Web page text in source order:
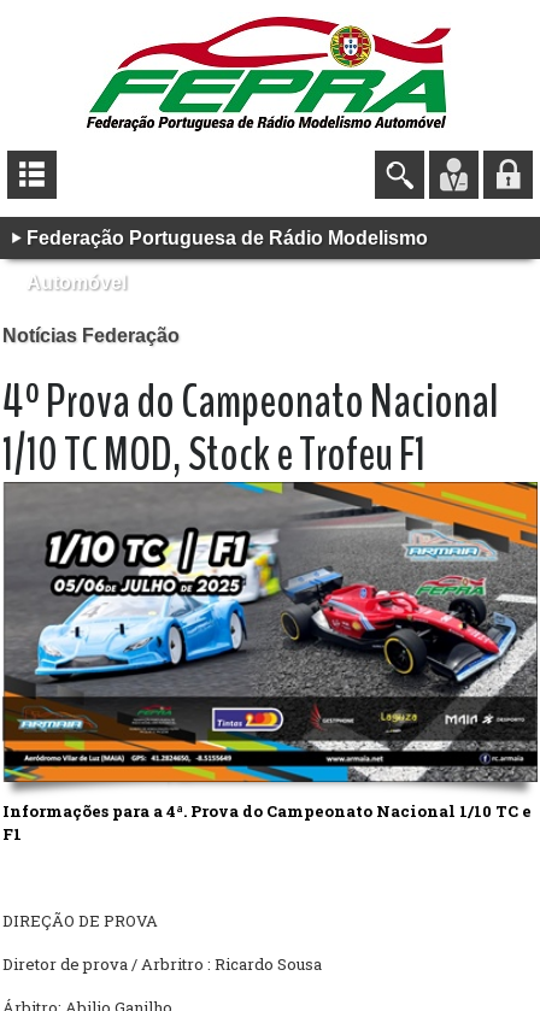
Federação Portuguesa de Rádio Modelismo
Automóvel
Notícias Federação
4º Prova do Campeonato Nacional
1/10 TC MOD, Stock e Trofeu F1
Informações para a 4ª. Prova do Campeonato Nacional 1/10 TC e
F1
DIREÇÃO DE PROVA
Diretor de prova / Arbritro : Ricardo Sousa